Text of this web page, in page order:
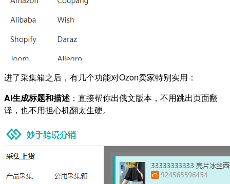
进了采集箱之后，有几个功能对Ozon卖家特别实用：
AI生成标题和描述 ：直接帮你出俄文版本，不用跳出页面翻
译，也不用担心机翻太生硬。